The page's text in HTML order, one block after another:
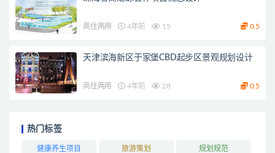
商住两用 4年前 15 0.5
天津滨海新区于家堡CBD起步区景观规划设计
商住两用 4年前 28 0.5
热门标签
健康养生项目 旅游策划 规划规范